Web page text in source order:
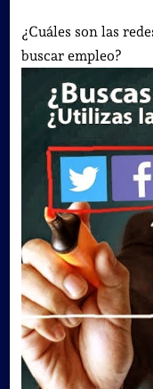
¿Cuáles son las
buscar empleo?